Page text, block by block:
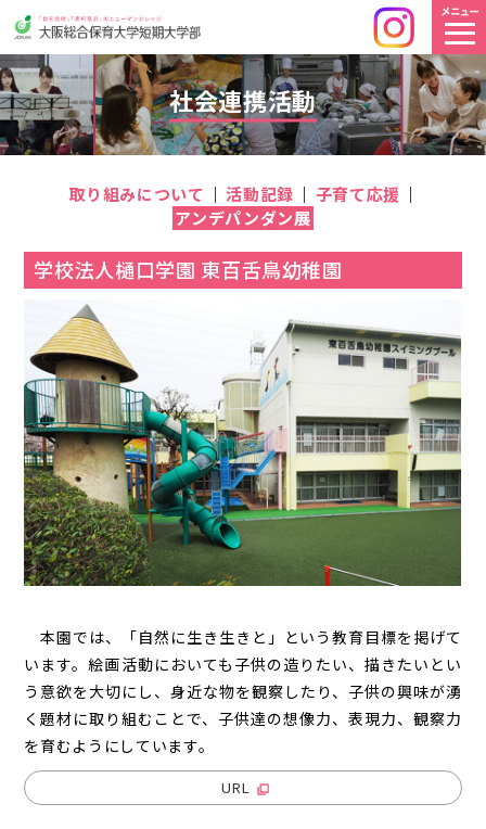
社会連携活動
取り組みについて 活動記録
子育て応援
アンデパンダン展
学校法人樋口学園 東百舌鳥幼稚園
本園では、「自然に生き生きと」という教育目標を掲げて
います。絵画活動においても子供の造りたい、描きたいとい
う意欲を大切にし、身近な物を観察したり、子供の興味が湧
く題材に取り組むことで、子供達の想像力、表現力、観察力
を育むようにしています。
URL